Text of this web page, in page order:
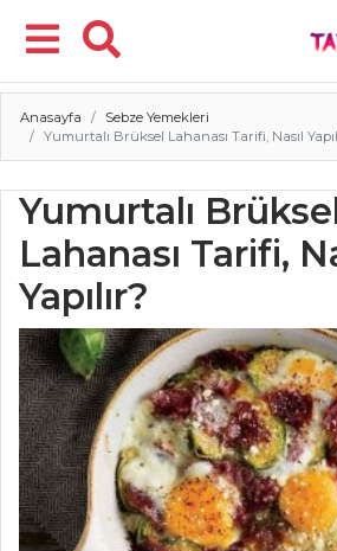
Menü
Anasayfa
Sebze Yemekleri
Yumurtalı Brüksel Lahanası Tarifi, Nasıl
Yumurtalı
Lahanası Tarifi,
Yapılır?